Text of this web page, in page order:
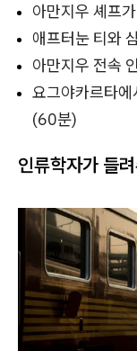
아만지우 셰프
애프터눈 티와
아만지우 전속
요그야카르타
(60분)
인류학자가 들